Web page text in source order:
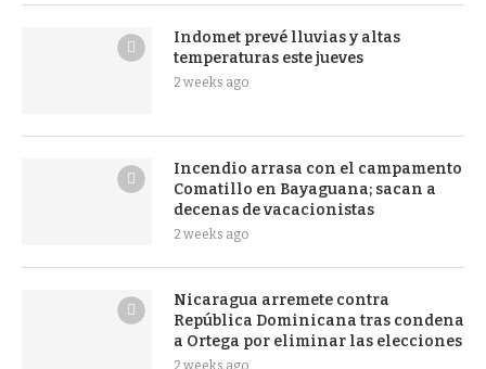
Indomet prevé lluvias y altas
temperaturas este jueves
2 weeks ago
Incendio arrasa con el campamento
Comatillo en Bayaguana; sacan a
decenas de vacacionistas
2 weeks ago
Nicaragua arremete contra
República Dominicana tras condena
a Ortega por eliminar las elecciones
2 weeks ago